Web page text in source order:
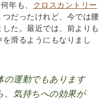
年も、クロスカントリー
だったけれど、今では腰
た。最近では、前よりも
滑るようにもなりまし
の運動でもあります
、気持ちへの効果が